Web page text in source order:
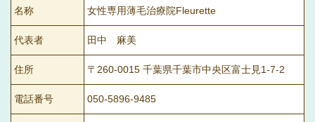
名称 女性専用薄毛治療院Fleurette
代表者 田中 麻美
住所 〒260-0015 千葉県千葉市中央区富士見1-7-2
電話番号 050-5896-9485